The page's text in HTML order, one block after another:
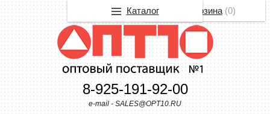
8-925-191-92-00
e-mail - SALES@OPT10.RU
Корзина(0)
Каталог